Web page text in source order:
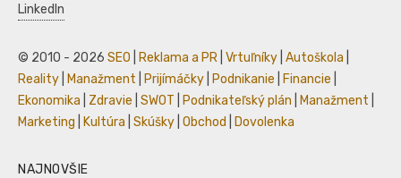
LinkedIn
© 2010 - 2026 SEO Reklama a PR Vrtuľníky Autoškola
Reality
Manažment Prijímáčky Podnikanie Financie
Ekonomika
Zdravie SWOT Podnikateľský plán Manažment
Marketing
Kultúra Skúšky Obchod Dovolenka
NAJNOVŠIE